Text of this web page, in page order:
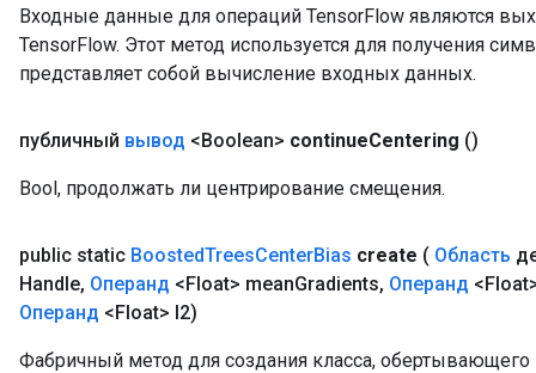
Входные данные для операций TensorFlow являются
TensorFlow. Этот метод используется для получения
представляет собой вычисление входных данных.
публичный вывод <Boolean> continueCentering ()
Bool, продолжать ли центрирование смещения.
public static BoostedTreesCenterBias create ( Область
Handle, Операнд <Float> meanGradients, Операнд
Операнд <Float> l2)
Фабричный метод для создания класса,